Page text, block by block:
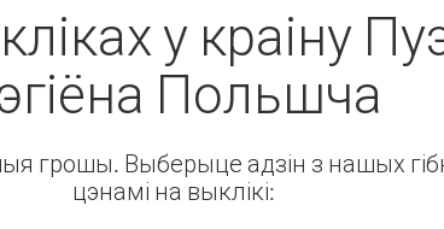
у краіну
Польшча
грошы. Выберыце адзін з нашых
цэнамі на выклікі: